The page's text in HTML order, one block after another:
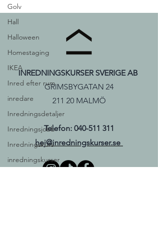
Golv
Hall
Halloween
Homestaging
IKEA
Inred efter rum
inredare
Inredningsdetaljer
Inredningsjobb
Inredningskurs
inredningskurser
INREDNINGSKURSER SVERIGE AB
GRIMSBYGATAN 24
211 20 MALMÖ
Telefon: 040-511 311
hej@inredningskurser.se